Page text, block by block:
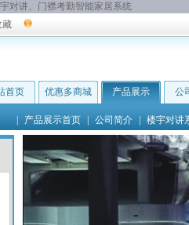
对讲、门襟考勤智能家居系统
藏
首页 优惠多商城 产品展示 公
产品展示首页 公司简介 楼宇对讲